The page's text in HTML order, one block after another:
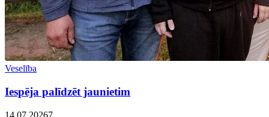
Veselība
Iespēja palīdzēt jaunietim
14.07.20267